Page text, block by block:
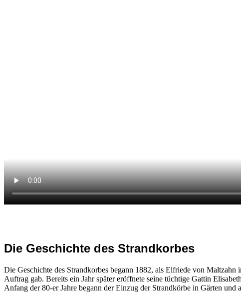
Die Geschichte des Strandkorbes
Die Geschichte des Strandkorbes begann 1882, als Elfriede von
Auftrag gab. Bereits ein Jahr später eröffnete seine tüchtige Gattin
Anfang der 80-er Jahre begann der Einzug der Strandkörbe in Gärten